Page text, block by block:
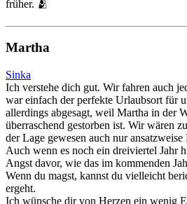
früher. 🫂
Martha
Sinka
Ich verstehe dich gut. Wir fahren auch
war einfach der perfekte Urlaubsort für
allerdings abgesagt, weil Martha in der
überraschend gestorben ist. Wir wären
der Lage gewesen auch nur
Auch wenn es noch ein dreiviertel Jahr
Angst davor, wie das im kommenden
Wenn du magst, kannst du vielleicht
ergeht.
Ich wünsche dir von Herzen ein wenig